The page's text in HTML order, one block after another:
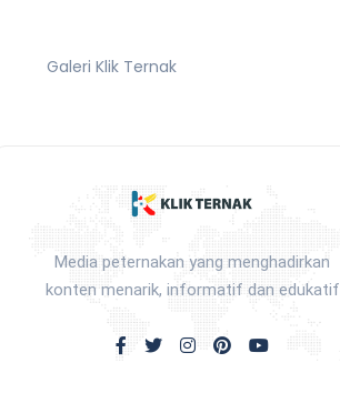
Galeri Klik Ternak
Media peternakan yang menghadirkan
konten menarik, informatif dan edukatif